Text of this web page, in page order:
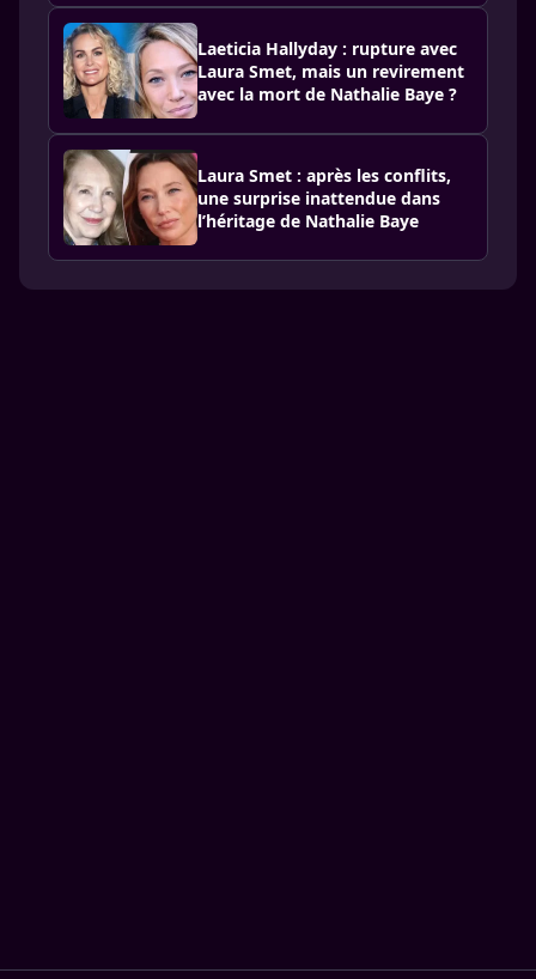
Laeticia Hallyday : rupture avec
Laura Smet, mais un revirement
avec la mort de Nathalie Baye ?
Laura Smet : après les conflits,
une surprise inattendue dans
l’héritage de Nathalie Baye